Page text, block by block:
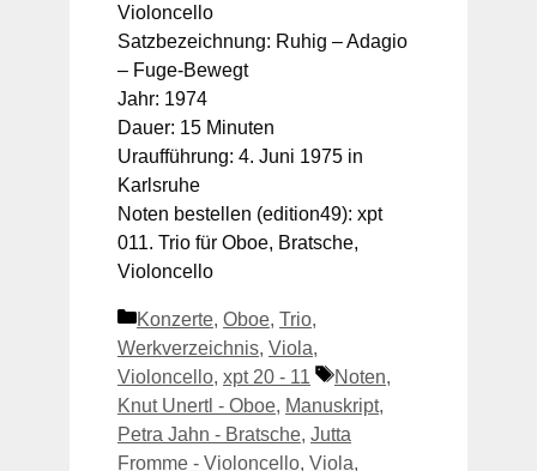
Violoncello
Satzbezeichnung: Ruhig – Adagio
– Fuge-Bewegt
Jahr: 1974
Dauer: 15 Minuten
Uraufführung: 4. Juni 1975 in
Karlsruhe
Noten bestellen (edition49): xpt
011. Trio für Oboe, Bratsche,
Violoncello
Kategorien
Konzerte, Oboe, Trio,
Werkverzeichnis, Viola,
Violoncello, xpt 20 - 11 Schlagwörter
Noten,
Knut Unertl - Oboe, Manuskript,
Petra Jahn - Bratsche, Jutta
Fromme - Violoncello, Viola,